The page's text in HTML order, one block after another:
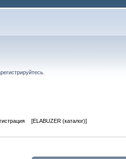
.
[ELABUZER (каталог)]